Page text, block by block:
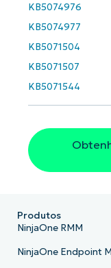
KB5074976
KB5074977
KB5071504
KB5071507
KB5071544
Produtos
NinjaOne RMM
NinjaOne Endpoint